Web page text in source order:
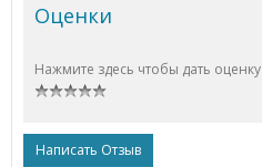
Оценки
Нажмите здесь чтобы дать оценку
Написать Отзыв